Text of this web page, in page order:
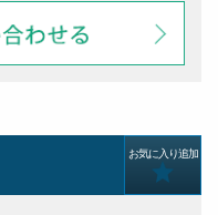
お気に入り追加